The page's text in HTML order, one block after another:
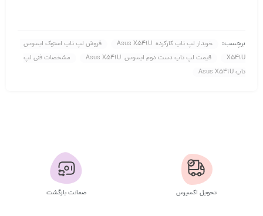
برچسب: خریدار لپ تاپ کارکرده Asus X541U
فروش لپ تاپ استوک ایسوس
X541U
قیمت لپ تاپ دست دوم ایسوس Asus X541U
مشخصات فنی لپ
تاپ Asus X541U
تحویل اکسپرس ضمانت بازگشت